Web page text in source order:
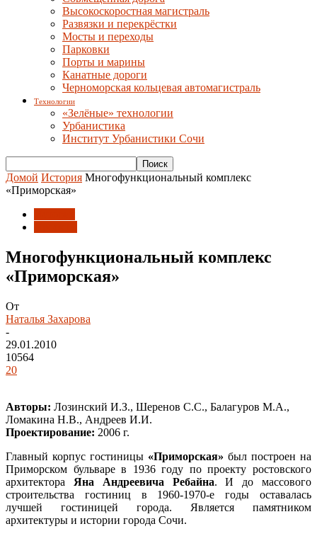
Высокоскоростная магистраль
Развязки и перекрёстки
Мосты и переходы
Парковки
Порты и марины
Канатные дороги
Черноморская кольцевая автомагистраль
Технологии
«Зелёные» технологии
Урбанистика
Институт Урбанистики Сочи
Домой История Многофункциональный комплекс
«Приморская»
Многофункциональный комплекс
«Приморская»
От
Наталья Захарова
-
29.01.2010
10564
20
Авторы: Лозинский И.З., Шеренов С.С., Балагуров М.А.,
Ломакина Н.В., Андреев И.И.
Проектирование: 2006 г.
Главный корпус гостиницы «Приморская» был построен на
Приморском бульваре в 1936 году по проекту ростовского
архитектора Яна Андреевича Ребайна. И до массового
строительства гостиниц в 1960-1970-е годы оставалась
лучшей гостиницей города. Является памятником
архитектуры и истории города Сочи.